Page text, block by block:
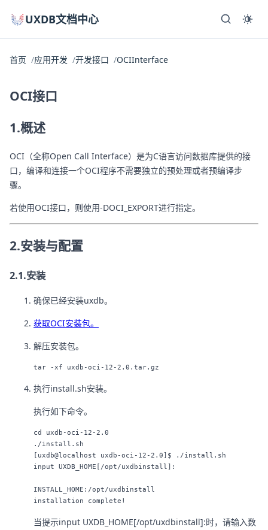
UXDB文档中心
首页 应用开发 开发接口 OCIInterface
OCI接口
1.概述
OCI（全称Open Call Interface）是为C语言访问数据库提供的接
口，编译和连接一个OCI程序不需要独立的预处理或者预编译步
骤。
若使用OCI接口，则使用-DOCI_EXPORT进行指定。
2.安装与配置
2.1.安装
确保已经安装uxdb。
获取OCI安装包。
解压安装包。
执行install.sh安装。
执行如下命令。
cd uxdb-oci-12-2.0
./install.sh
[uxdb@localhost uxdb-oci-12-2.0]$ ./install.sh
input UXDB_HOME[/opt/uxdbinstall]:
INSTALL_HOME:/opt/uxdbinstall
当提示input UXDB_HOME[/opt/uxdbinstall]:时，请输入数